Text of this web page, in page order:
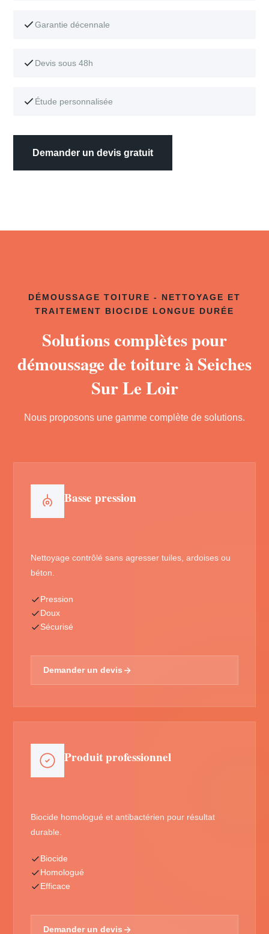
Garantie décennale
Devis sous 48h
Étude personnalisée
Demander un devis gratuit
DÉMOUSSAGE TOITURE - NETTOYAGE ET
TRAITEMENT BIOCIDE LONGUE DURÉE
Solutions complètes pour
démoussage de toiture à Seiches
Sur Le Loir
Nous proposons une gamme complète de solutions.
Basse pression
Nettoyage contrôlé sans agresser tuiles, ardoises ou
béton.
Pression
Doux
Sécurisé
Demander un devis
Produit professionnel
Biocide homologué et antibactérien pour résultat
durable.
Biocide
Homologué
Efficace
Demander un devis